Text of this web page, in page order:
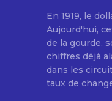
En 1919, le
Aujourd'hui,
de la gourde,
chiffres déjà
dans les
taux de